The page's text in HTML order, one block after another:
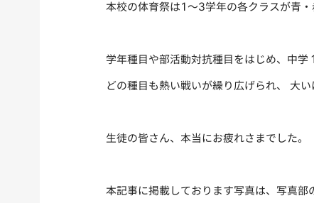
本校の体育祭は1～3学年の各クラスが青
学年種目や部活動対抗種目をはじめ、中学
どの種目も熱い戦いが繰り広げられ、 大い
生徒の皆さん、本当にお疲れさまでした。
本記事に掲載しております写真は、写真部